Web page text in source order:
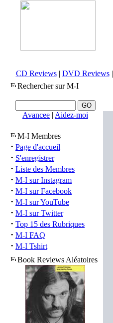
CD Reviews| DVD Reviews|
Rechercher sur M-I
Avancee | Aidez-moi
M-I Membres
· Page d'accueil
· S'enregistrer
· Liste des Membres
· M-I sur Instagram
· M-I sur Facebook
· M-I sur YouTube
· M-I sur Twitter
· Top 15 des Rubriques
· M-I FAQ
· M-I Tshirt
Book Reviews Aléatoires